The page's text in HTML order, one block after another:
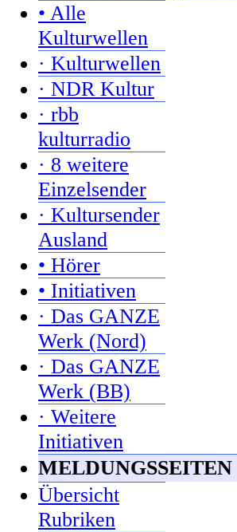
• Alle
Kulturwellen
· Kulturwellen
· NDR Kultur
· rbb
kulturradio
· 8 weitere
Einzelsender
· Kultursender
Ausland
• Hörer
• Initiativen
· Das GANZE
Werk (Nord)
· Das GANZE
Werk (BB)
· Weitere
Initiativen
MELDUNGSSEITEN
Übersicht
Rubriken